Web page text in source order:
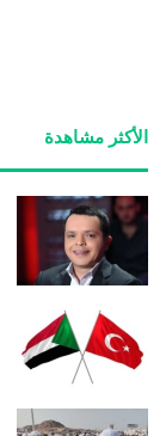
الأكثر مشاهدة